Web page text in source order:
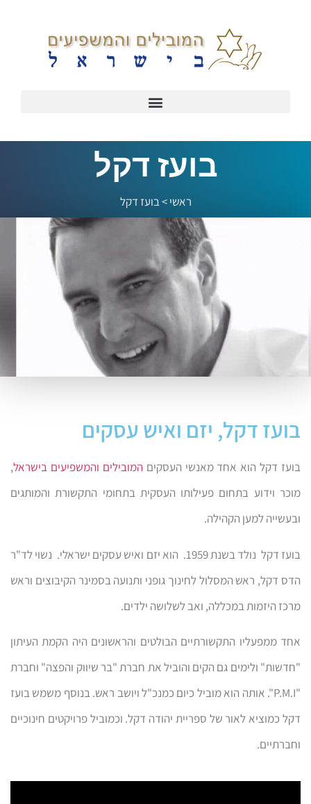
בועז דקל
ראשי>בועז דקל
בועז דקל, יזם ואיש עסקים
בועז דקל הוא אחד מאנשי העסקיםהמובילים והמשפיעים בישראל,
מוכר וידוע בתחום פעילותו העסקית בתחומי התקשורת והמותגים
ובעשייה למען הקהילה.
בועז דקל נולד בשנת 1959. הוא יזם ואיש עסקים ישראלי. נשוי לד"ר
הדס דקל, ראש המסלול לחינוך גופני ותנועה בסמינר הקיבוצים וראש
מרכז היזמות במכללה, ואב לשלושה ילדים.
אחד ממפעליו התקשורתיים הבולטים והראשונים היה הקמת העיתון
"חדשות" ולימים גם הקים והוביל את חברת "בר שיווק והפצה" וחברת
"P.M.I". אותה הוא מוביל כיום כמנכ"ל ויושב ראש. בנוסף משמש בועז
דקל כמוציא לאור של ספריית יהודה דקל. וכמוביל פרויקטים חינוכיים
וחברתיים.